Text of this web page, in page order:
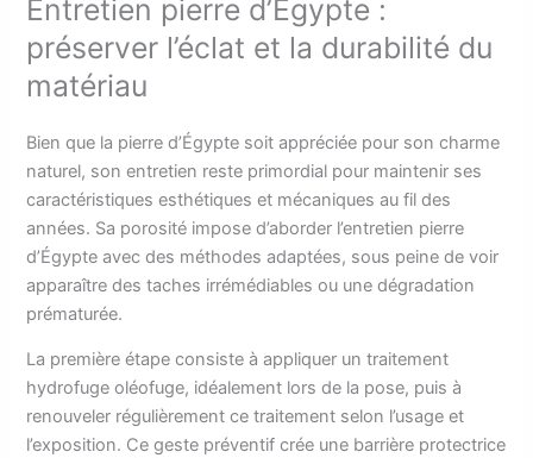
Entretien pierre d’Égypte :
préserver l’éclat et la durabilité du
matériau
Bien que la pierre d’Égypte soit appréciée pour son charme
naturel, son entretien reste primordial pour maintenir ses
caractéristiques esthétiques et mécaniques au fil des
années. Sa porosité impose d’aborder l’entretien pierre
d’Égypte avec des méthodes adaptées, sous peine de voir
apparaître des taches irrémédiables ou une dégradation
prématurée.
La première étape consiste à appliquer un traitement
hydrofuge oléofuge, idéalement lors de la pose, puis à
renouveler régulièrement ce traitement selon l’usage et
l’exposition. Ce geste préventif crée une barrière protectrice